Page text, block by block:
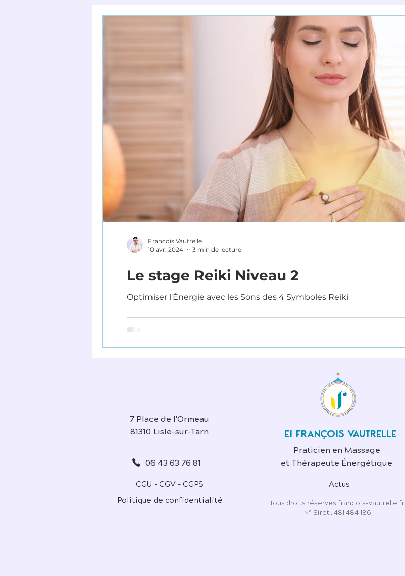
Le stage Reiki Niveau 2
Optimiser l'Énergie avec les Sons des 4 Symboles Reiki
Francois Vautrelle
10 avr. 2024
3 min de lecture
7 Place de l'Ormeau
81310 Lisle-sur-Tarn
06 43 63 76 81
Politique de confidentialité
CGU - CGV - CGPS
EI FRANÇOIS VAUTRELLE
Praticien en Massage
et Thérapeute Énergétique
Actus
Tous droits réservés francois-vautrelle.fr
N° Siret : 481 484 186